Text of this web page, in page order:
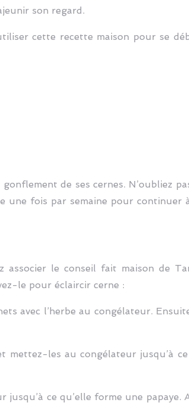
son regard.
cette recette maison pour se
de ses cernes. N’oubliez
une fois par semaine pour continuer
associer le conseil fait maison de
le pour éclaircir cerne :
avec l’herbe au congélateur.
les au congélateur jusqu’à ce
ce qu’elle forme une papaye.